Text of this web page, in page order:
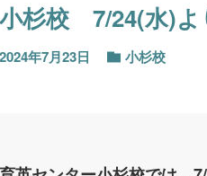
小杉校 7/24(水)よ
2024年7月23日 小杉校